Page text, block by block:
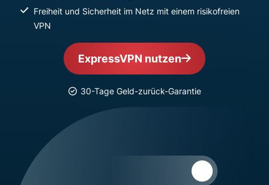
Freiheit und Sicherheit im Netz mit einem risikofreien
VPN
ExpressVPN nutzen
30-Tage Geld-zurück-Garantie